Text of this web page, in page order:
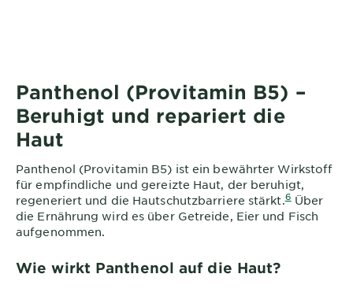
Panthenol (Provitamin B5) –
Beruhigt und repariert die
Haut
Panthenol (Provitamin B5) ist ein bewährter Wirkstoff
für empfindliche und gereizte Haut, der beruhigt,
regeneriert und die Hautschutzbarriere stärkt.6Über
die Ernährung wird es über Getreide, Eier und Fisch
aufgenommen.
Wie wirkt Panthenol auf die Haut?